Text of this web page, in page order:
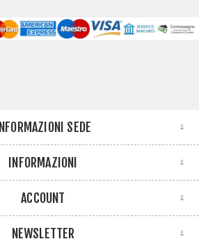
INFORMAZIONI SEDE
INFORMAZIONI
ACCOUNT
NEWSLETTER